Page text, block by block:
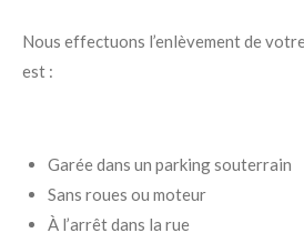
Nous effectuons l’enlèvement de
est :
Garée dans un parking souterrain
Sans roues ou moteur
À l’arrêt dans la rue